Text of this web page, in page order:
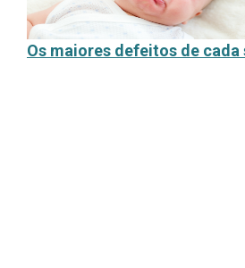
Os maiores defeitos de cada